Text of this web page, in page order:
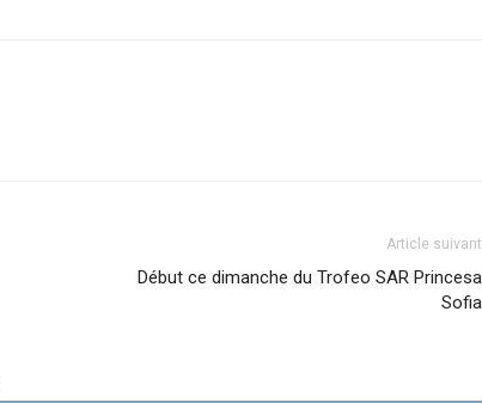
Article suivant
Début ce dimanche du Trofeo SAR Princesa
Sofia